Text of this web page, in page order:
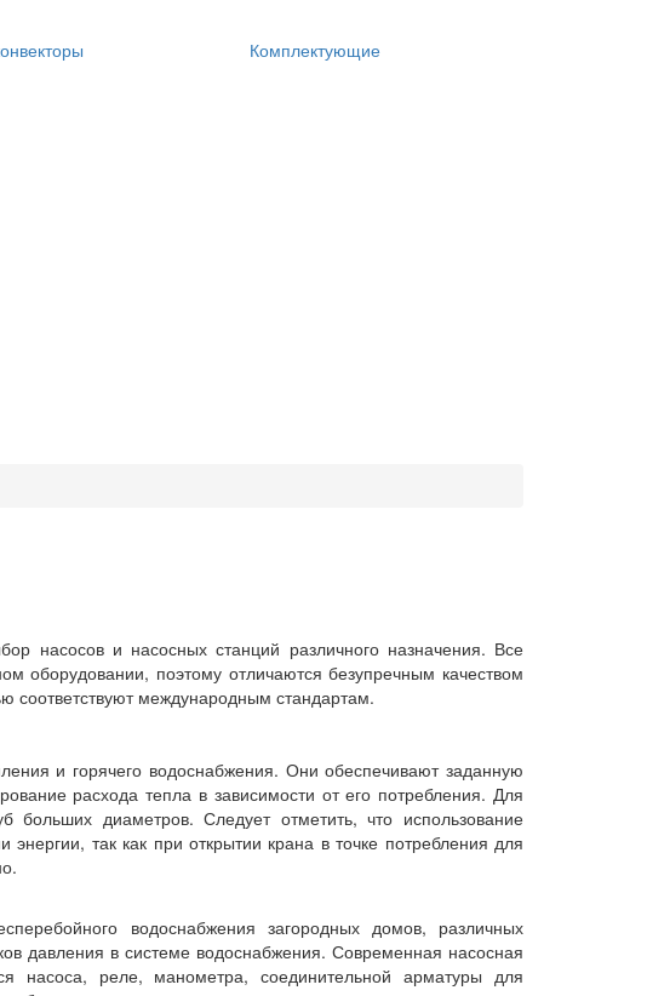
Комплектующие
насосов и насосных станций различного назначения. Все
оборудовании, поэтому отличаются безупречным качеством
соответствуют международным стандартам.
и горячего водоснабжения. Они обеспечивают заданную
расхода тепла в зависимости от его потребления. Для
диаметров. Следует отметить, что использование
энергии, так как при открытии крана в точке потребления для
водоснабжения загородных домов, различных
давления в системе водоснабжения. Современная насосная
насоса, реле, манометра, соединительной арматуры для